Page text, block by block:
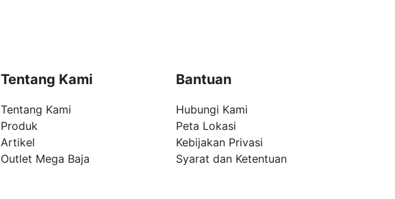
Tentang Kami
Tentang Kami
Produk
Artikel
Outlet Mega Baja
Bantuan
Hubungi Kami
Peta Lokasi
Kebijakan Privasi
Syarat dan Ketentuan